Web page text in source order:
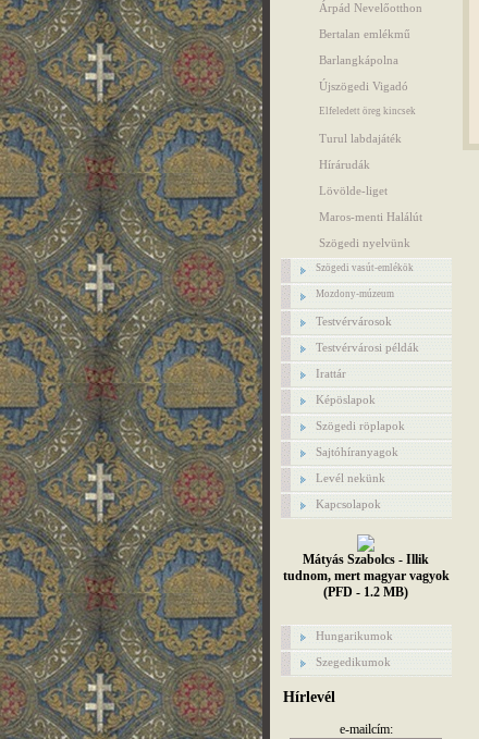
Árpád Nevelőotthon
Bertalan emlékmű
Barlangkápolna
Újszögedi Vigadó
Elfeledett öreg kincsek
Turul labdajáték
Hírárudák
Lövölde-liget
Maros-menti Halálút
Szögedi nyelvünk
Szögedi vasút-emlékök
Mozdony-múzeum
Testvérvárosok
Testvérvárosi példák
Irattár
Képöslapok
Szögedi röplapok
Sajtóhíranyagok
Levél nekünk
Kapcsolapok
Mátyás Szabolcs - Illik
tudnom, mert magyar vagyok
(PFD - 1.2 MB)
Hungarikumok
Szegedikumok
Hírlevél
e-mailcím: